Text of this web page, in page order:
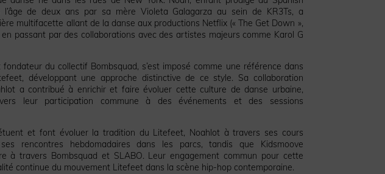
l’âge de deux ans par sa mère Violeta Galagarza au sein de KR3Ts, a
multifacette allant de la danse aux productions Netflix (« The Get Down »,
en passant par des collaborations avec des artistes majeurs comme Karol G
fondateur du collectif Bombsquad, s’est imposé comme une référence dans
développant une approche distinctive de ce style. Sa collaboration
a contribué à enrichir et faire évoluer cette culture de danse urbaine,
leur participation commune à des événements et des sessions
et font évoluer la tradition du Litefeet, Noahlot à travers ses cours
rencontres hebdomadaires dans les parcs, tandis que Kidsmoove
à travers Bombsquad et SLABO. Leur engagement commun pour cette
continue du mouvement Litefeet dans la scène hip-hop contemporaine.